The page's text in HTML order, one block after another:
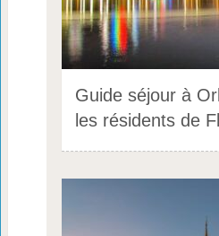
Guide séjour à
les résidents de